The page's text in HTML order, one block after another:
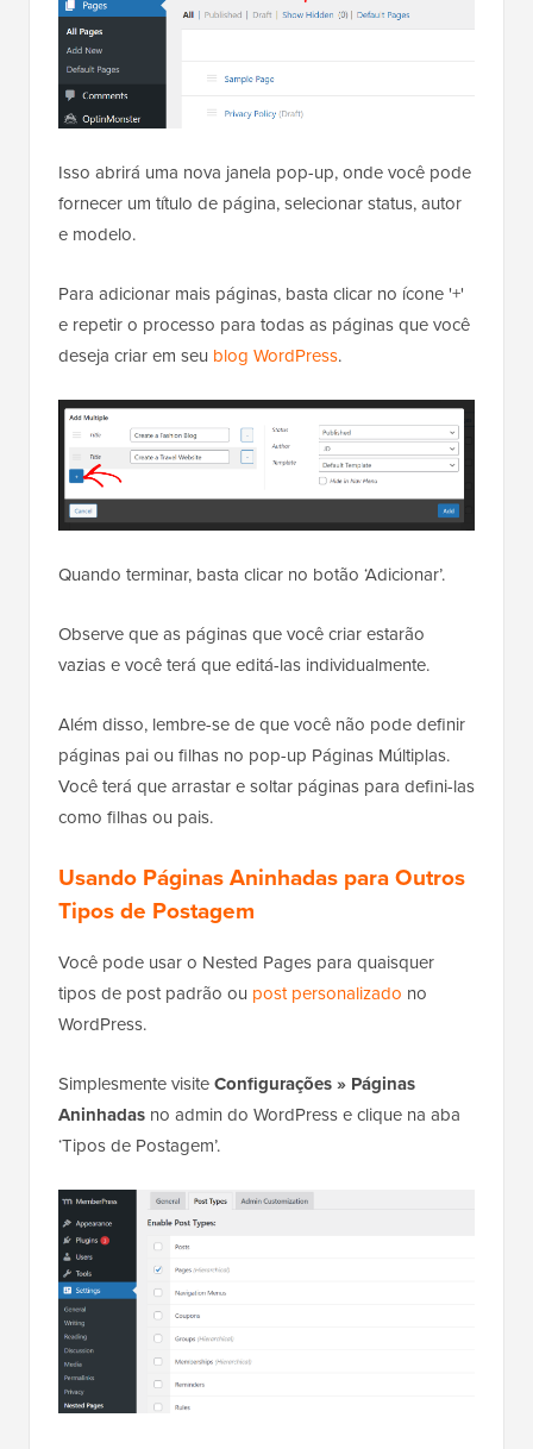
Isso abrirá uma nova janela pop-up, onde você pode
fornecer um título de página, selecionar status, autor
e modelo.
Para adicionar mais páginas, basta clicar no ícone '+'
e repetir o processo para todas as páginas que você
deseja criar em seu blog WordPress.
Quando terminar, basta clicar no botão ‘Adicionar’.
Observe que as páginas que você criar estarão
vazias e você terá que editá-las individualmente.
Além disso, lembre-se de que você não pode definir
páginas pai ou filhas no pop-up Páginas Múltiplas.
Você terá que arrastar e soltar páginas para defini-las
como filhas ou pais.
Usando Páginas Aninhadas para Outros
Tipos de Postagem
Você pode usar o Nested Pages para quaisquer
tipos de post padrão ou post personalizado no
WordPress.
Simplesmente visiteConfigurações » Páginas
Aninhadas no admin do WordPress e clique na aba
‘Tipos de Postagem’.